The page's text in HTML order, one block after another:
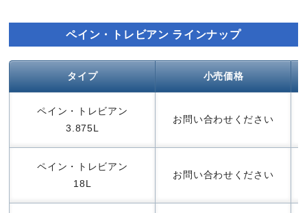
ペイン・トレビアン ラインナップ
タイプ 小売価格
ペイン・トレビアン
3.875L
お問い合わせください
ペイン・トレビアン
18L
お問い合わせください